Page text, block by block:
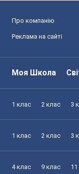
Про компанію
Реклама на сайті
Моя Школа
1 клас 2 клас 3
1 клас 2 клас 3
4 клас 9 клас